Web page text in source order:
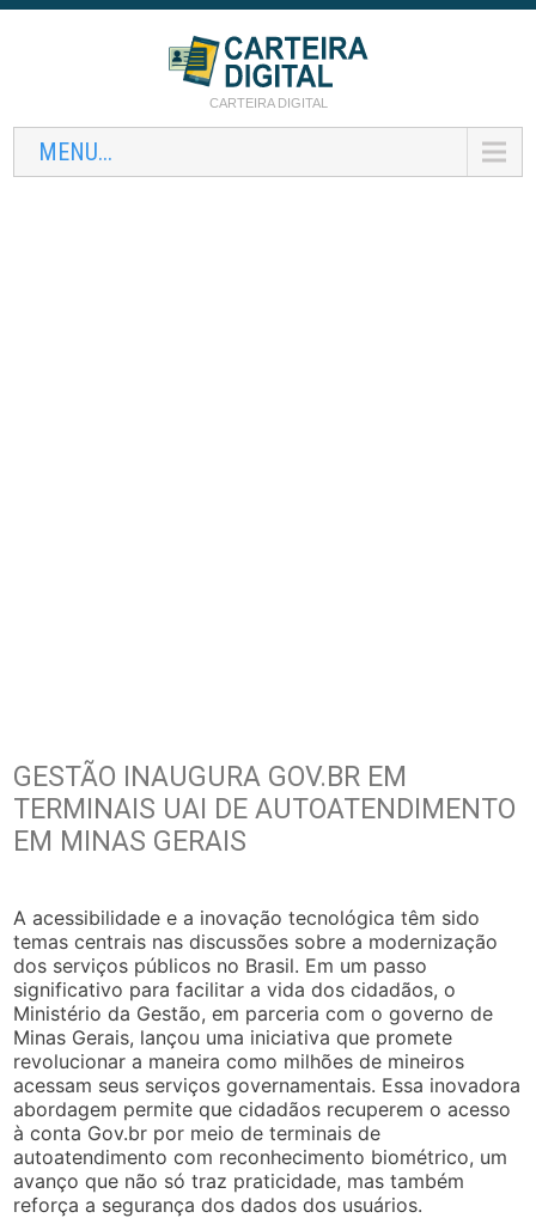
CARTEIRA DIGITAL
MENU...
GESTÃO INAUGURA GOV.BR EM
TERMINAIS UAI DE AUTOATENDIMENTO
EM MINAS GERAIS
A acessibilidade e a inovação tecnológica têm sido
temas centrais nas discussões sobre a modernização
dos serviços públicos no Brasil. Em um passo
significativo para facilitar a vida dos cidadãos, o
Ministério da Gestão, em parceria com o governo de
Minas Gerais, lançou uma iniciativa que promete
revolucionar a maneira como milhões de mineiros
acessam seus serviços governamentais. Essa inovadora
abordagem permite que cidadãos recuperem o acesso
à conta Gov.br por meio de terminais de
autoatendimento com reconhecimento biométrico, um
avanço que não só traz praticidade, mas também
reforça a segurança dos dados dos usuários.